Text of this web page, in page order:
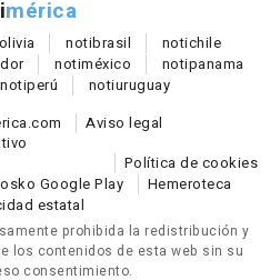
mérica
notibrasil notichile
notiméxico notipanama
notiperú notiuruguay
Aviso legal
Política de cookies
Google Play
Hemeroteca
estatal
prohibida la redistribución y
los contenidos de esta web sin su
consentimiento.